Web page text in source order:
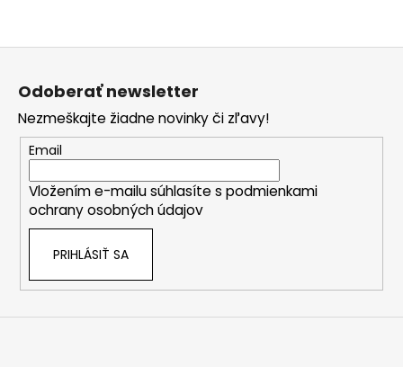
Z
Odoberať newsletter
Nezmeškajte žiadne novinky či zľavy!
Email
Vložením e-mailu súhlasíte s podmienkami
ochrany osobných údajov
PRIHLÁSIŤ SA